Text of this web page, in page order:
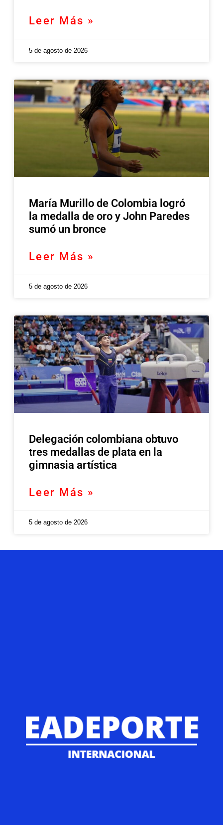
Leer Más »
5 de agosto de 2026
María Murillo de Colombia logró
la medalla de oro y John Paredes
sumó un bronce
Leer Más »
5 de agosto de 2026
Delegación colombiana obtuvo
tres medallas de plata en la
gimnasia artística
Leer Más »
5 de agosto de 2026